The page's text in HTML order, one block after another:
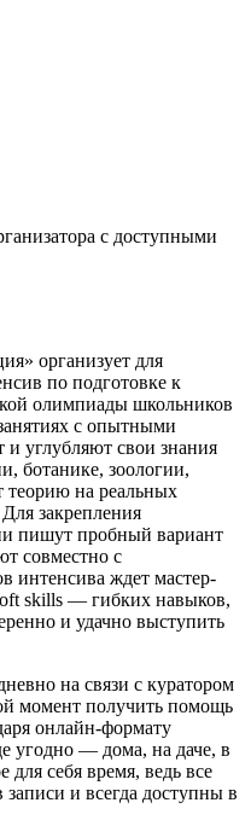
с доступными
организует для
по подготовке к
олимпиады школьников
с опытными
и углубляют свои знания
ботанике, зоологии,
теорию на реальных
закрепления
пишут пробный вариант
совместно с
интенсива ждет мастер-
skills — гибких навыков,
и удачно выступить
на связи с куратором
момент получить помощь
онлайн-формату
угодно — дома, на даче, в
для себя время, ведь все
и всегда доступны в